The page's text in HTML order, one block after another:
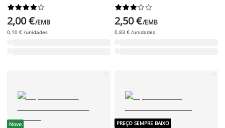






2,00 €/EMB
0,10 € /unidades






2,50 €/EMB
0,83 € /unidades
Novo
PREÇO SEMPRE BAIXO